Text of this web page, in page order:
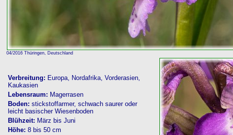
04/2016 Thüringen, Deutschland
Verbreitung: Europa, Nordafrika, Vorderasien,
Kaukasien
Lebensraum: Magerrasen
Boden: stickstoffarmer, schwach saurer oder
leicht basischer Wiesenboden
Blühzeit: März bis Juni
Höhe: 8 bis 50 cm